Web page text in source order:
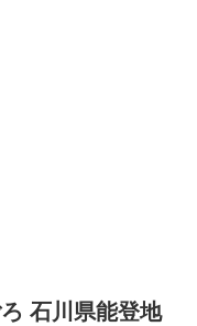
石川県能登地